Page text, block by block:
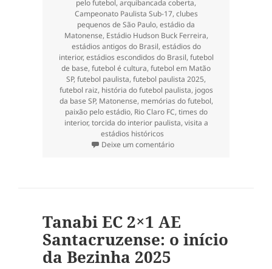
pelo futebol, arquibancada coberta,
Campeonato Paulista Sub-17, clubes
pequenos de São Paulo, estádio da
Matonense, Estádio Hudson Buck Ferreira,
estádios antigos do Brasil, estádios do
interior, estádios escondidos do Brasil, futebol
de base, futebol é cultura, futebol em Matão
SP, futebol paulista, futebol paulista 2025,
futebol raiz, história do futebol paulista, jogos
da base SP, Matonense, memórias do futebol,
paixão pelo estádio, Rio Claro FC, times do
interior, torcida do interior paulista, visita a
estádios históricos
Deixe um comentárioem De volta ao Estádio
Tanabi EC 2×1 AE
Santacruzense: o início
da Bezinha 2025